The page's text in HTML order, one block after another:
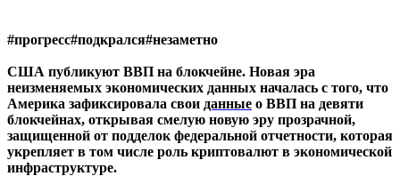
#прогресс#подкрался#незаметно
США публикуют ВВП на блокчейне. Новая эра
неизменяемых экономических данных началась с того, что
Америка зафиксировала свои данные о ВВП на девяти
блокчейнах, открывая смелую новую эру прозрачной,
защищенной от подделок федеральной отчетности, которая
укрепляет в том числе роль криптовалют в экономической
инфраструктуре.